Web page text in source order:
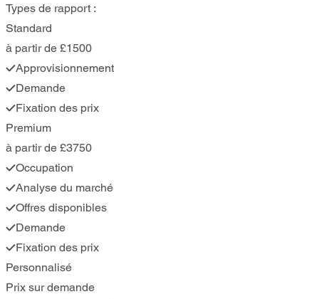
Types de rapport :
Standard
à partir de £1500
Approvisionnement
Demande
Fixation des prix
Premium
à partir de £3750
Occupation
Analyse du marché
Offres disponibles
Demande
Fixation des prix
Personnalisé
Prix sur demande